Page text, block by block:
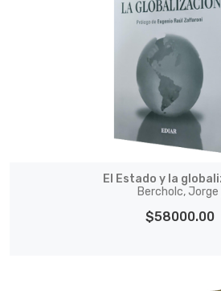
El Estado y la
Bercholc, Jorge |
$58000.00